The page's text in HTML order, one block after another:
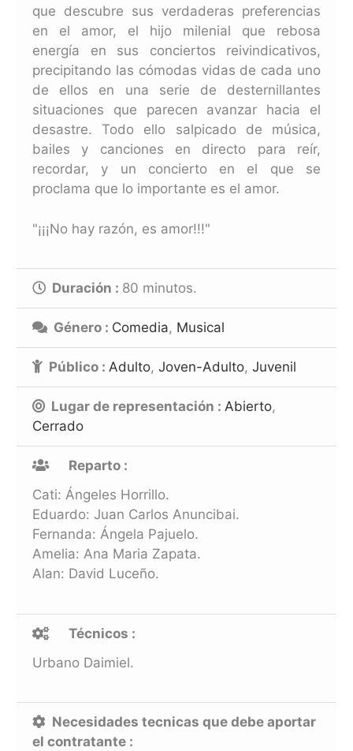
que descubre sus verdaderas preferencias
en el amor, el hijo milenial que rebosa
energía en sus conciertos reivindicativos,
precipitando las cómodas vidas de cada uno
de ellos en una serie de desternillantes
situaciones que parecen avanzar hacia el
desastre. Todo ello salpicado de música,
bailes y canciones en directo para reír,
recordar, y un concierto en el que se
proclama que lo importante es el amor.
"¡¡¡No hay razón, es amor!!!"
Duración : 80 minutos.
Género : Comedia, Musical
Público : Adulto, Joven-Adulto, Juvenil
Lugar de representación : Abierto,
Cerrado
Reparto :
Cati: Ángeles Horrillo.
Eduardo: Juan Carlos Anuncibai.
Fernanda: Ángela Pajuelo.
Amelia: Ana Maria Zapata.
Alan: David Luceño.
Técnicos :
Urbano Daimiel.
Necesidades tecnicas que debe aportar
el contratante :